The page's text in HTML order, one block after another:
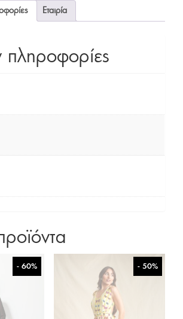
Εταιρία
πληροφορίες
- 60% - 50%